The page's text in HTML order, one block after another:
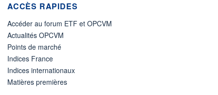
ACCÈS RAPIDES
Accéder au forum ETF et OPCVM
Actualités OPCVM
Points de marché
Indices France
Indices internationaux
Matières premières